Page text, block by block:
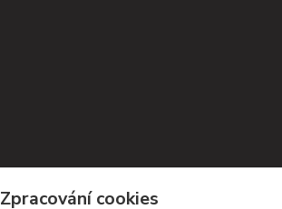
Zpracování cookies